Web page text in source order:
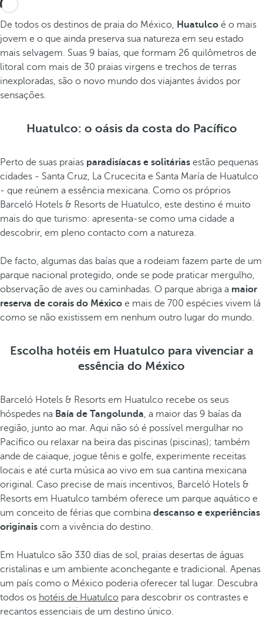
De todos os destinos de praia do México, Huatulco é o mais
jovem e o que ainda preserva sua natureza em seu estado
mais selvagem. Suas 9 baías, que formam 26 quilômetros de
litoral com mais de 30 praias virgens e trechos de terras
inexploradas, são o novo mundo dos viajantes ávidos por
sensações.
Huatulco: o oásis da costa do Pacífico
Perto de suas praias paradisíacas e solitárias estão pequenas
cidades - Santa Cruz, La Crucecita e Santa María de Huatulco
- que reúnem a essência mexicana. Como os próprios
Barceló Hotels & Resorts de Huatulco, este destino é muito
mais do que turismo: apresenta-se como uma cidade a
descobrir, em pleno contacto com a natureza.
De facto, algumas das baías que a rodeiam fazem parte de um
parque nacional protegido, onde se pode praticar mergulho,
observação de aves ou caminhadas. O parque abriga a maior
reserva de corais do México e mais de 700 espécies vivem lá
como se não existissem em nenhum outro lugar do mundo.
Escolha hotéis em Huatulco para vivenciar a
essência do México
Barceló Hotels & Resorts em Huatulco recebe os seus
hóspedes na Baía de Tangolunda, a maior das 9 baías da
região, junto ao mar. Aqui não só é possível mergulhar no
Pacífico ou relaxar na beira das piscinas (piscinas); também
ande de caiaque, jogue tênis e golfe, experimente receitas
locais e até curta música ao vivo em sua cantina mexicana
original. Caso precise de mais incentivos, Barceló Hotels &
Resorts em Huatulco também oferece um parque aquático e
um conceito de férias que combina descanso e experiências
originais com a vivência do destino.
Em Huatulco são 330 dias de sol, praias desertas de águas
cristalinas e um ambiente aconchegante e tradicional. Apenas
um país como o México poderia oferecer tal lugar. Descubra
todos os hotéis de Huatulco para descobrir os contrastes e
recantos essenciais de um destino único.